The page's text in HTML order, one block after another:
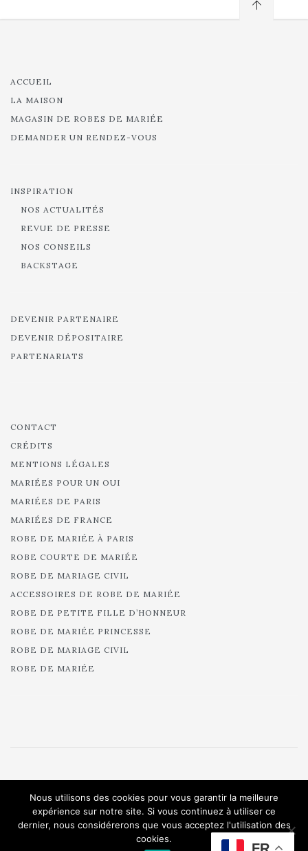
ACCUEIL
LA MAISON
MAGASIN DE ROBES DE MARIÉE
DEMANDER UN RENDEZ-VOUS
INSPIRATION
NOS ACTUALITÉS
REVUE DE PRESSE
NOS CONSEILS
BACKSTAGE
DEVENIR PARTENAIRE
DEVENIR DÉPOSITAIRE
PARTENARIATS
CONTACT
CRÉDITS
MENTIONS LÉGALES
MARIÉES POUR UN OUI
MARIÉES DE PARIS
MARIÉES DE FRANCE
ROBE DE MARIÉE À PARIS
ROBE COURTE DE MARIÉE
ROBE DE MARIAGE CIVIL
ACCESSOIRES DE ROBE DE MARIÉE
ROBE DE PETITE FILLE D’HONNEUR
ROBE DE MARIÉE PRINCESSE
ROBE DE MARIAGE CIVIL
ROBE DE MARIÉE
All rights reserved.
Nous utilisons des cookies pour vous garantir la meilleure
expérience sur notre site. Si vous continuez à utiliser ce
dernier, nous considérerons que vous acceptez l'utilisation des
cookies.